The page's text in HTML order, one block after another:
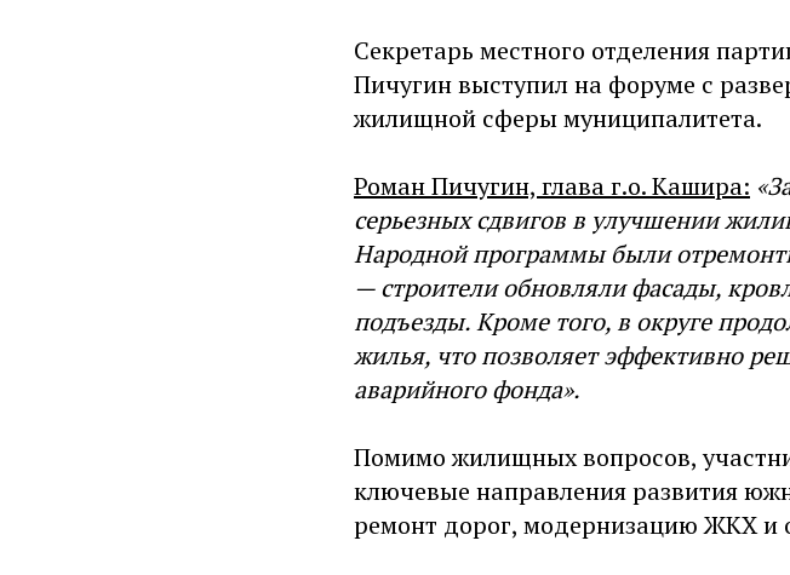
Секретарь местного отделения
Пичугин выступил на форуме с
жилищной сферы муниципалитета.
Роман Пичугин, глава г.о. Кашира:
серьезных сдвигов в улучшении
Народной программы были
— строители обновляли фасады,
подъезды. Кроме того, в округе
жилья, что позволяет эффективно
аварийного фонда».
Помимо жилищных вопросов,
ключевые направления развития
ремонт дорог, модернизацию ЖКХ и